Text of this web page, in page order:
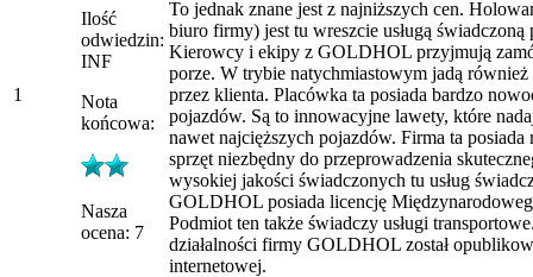
1
Ilość
odwiedzin:
INF
Nota
końcowa:
Nasza
ocena: 7
To jednak znane jest z najniższych cen.
biuro firmy) jest tu wreszcie usługą świadczoną
Kierowcy i ekipy z GOLDHOL przyjmują
porze. W trybie natychmiastowym jadą również
przez klienta. Placówka ta posiada bardzo
pojazdów. Są to innowacyjne lawety, które
nawet najcięższych pojazdów. Firma ta
sprzęt niezbędny do przeprowadzenia
wysokiej jakości świadczonych tu usług
GOLDHOL posiada licencję
Podmiot ten także świadczy usługi
działalności firmy GOLDHOL został
internetowej.